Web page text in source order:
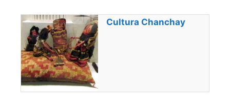
Cultura Chanchay